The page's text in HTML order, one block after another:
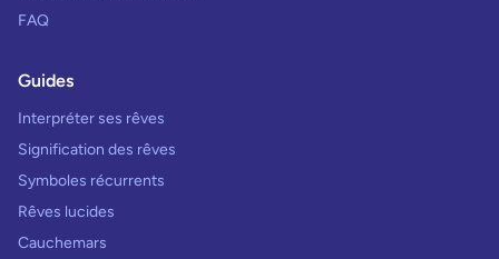
FAQ
Guides
Interpréter ses rêves
Signification des rêves
Symboles récurrents
Rêves lucides
Cauchemars